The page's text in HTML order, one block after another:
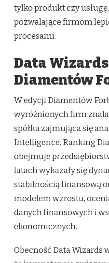
tylko produkt czy
pozwalające firmom
procesami.
Data
Diamentów
W edycji Diamentów
wyróżnionych firm
spółka zajmująca się
Intelligence. Ranking
obejmuje
latach wykazały się
stabilnością finansową
modelem wzrostu,
danych finansowych i
ekonomicznych.
Obecność Data Wizards